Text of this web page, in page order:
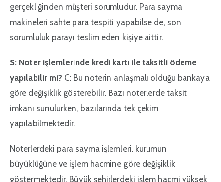
gerçekliğinden müşteri sorumludur. Para sayma
makineleri sahte para tespiti yapabilse de, son
sorumluluk parayı teslim eden kişiye aittir.
S: Noter işlemlerinde kredi kartı ile taksitli ödeme
yapılabilir mi? C: Bu noterin anlaşmalı olduğu bankaya
göre değişiklik gösterebilir. Bazı noterlerde taksit
imkanı sunulurken, bazılarında tek çekim
yapılabilmektedir.
Noterlerdeki para sayma işlemleri, kurumun
büyüklüğüne ve işlem hacmine göre değişiklik
göstermektedir. Büyük şehirlerdeki işlem hacmi yüksek